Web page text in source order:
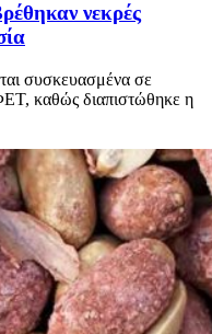
νεκρές
συσκευασμένα σε
καθώς διαπιστώθηκε η